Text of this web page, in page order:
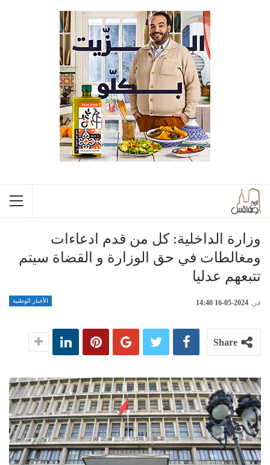
وزارة الداخلية: كل من قدم ادعاءات
ومغالطات في حق الوزارة و القضاة سيتم
تتبعهم عدليا
الأخبار الوطنية في 2024-05-16 14:40
Share